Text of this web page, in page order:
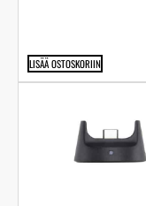
LISÄÄ OSTOSKORIIN